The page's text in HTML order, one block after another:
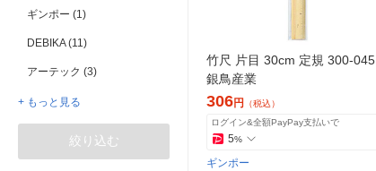
ギンポー (1)
DEBIKA (11)
アーテック (3)
+ もっと見る
絞り込む
竹尺 片目 30cm 定規 300-045
銀鳥産業
306円 （税込）
ログイン&全額PayPay支払いで
5%
ギンポー